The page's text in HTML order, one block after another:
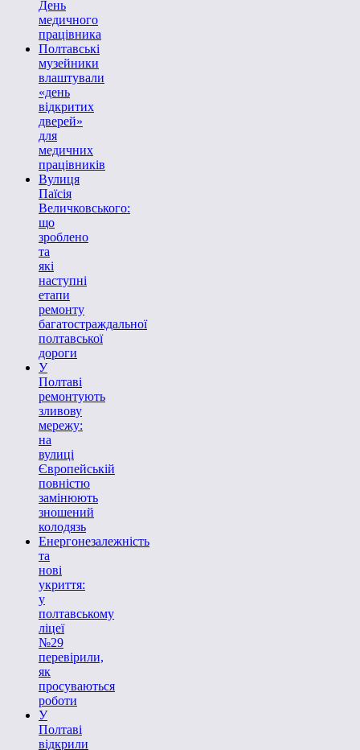
День
медичного
працівника
Полтавські
музейники
влаштували
«день
відкритих
дверей»
для
медичних
працівників
Вулиця
Паїсія
Величковського:
що
зроблено
та
які
наступні
етапи
ремонту
багатостраждальної
полтавської
дороги
У
Полтаві
ремонтують
зливову
мережу:
на
вулиці
Європейській
повністю
замінюють
зношений
колодязь
Енергонезалежність
та
нові
укриття:
у
полтавському
ліцеї
№29
перевірили,
як
просуваються
роботи
У
Полтаві
відкрили